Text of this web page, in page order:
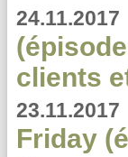
24.11.2017
clients
23.11.2017
Friday